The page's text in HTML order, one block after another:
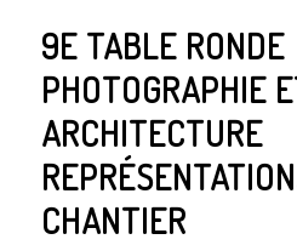
9E TABLE RONDE
PHOTOGRAPHIE
ARCHITECTURE
CHANTIER